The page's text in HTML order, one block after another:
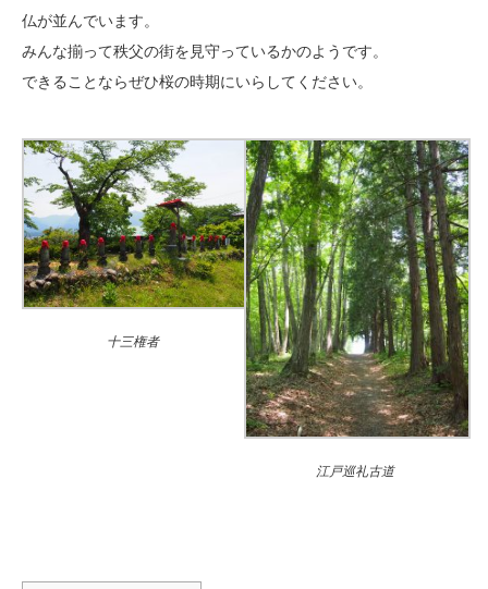
仏が並んでいます。
みんな揃って秩父の街を見守っているかのようです。
できることならぜひ桜の時期にいらしてください。
十三権者
江戸巡礼古道